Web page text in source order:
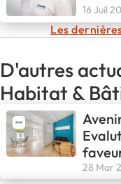
16 Juil
Les
D'autres
Habitat &
28 Mar